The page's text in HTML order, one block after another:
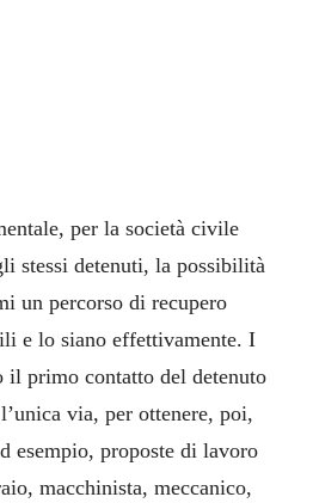
per la società civile
stessi detenuti, la possibilità
un percorso di recupero
e lo siano effettivamente. I
il primo contatto del detenuto
via, per ottenere, poi,
esempio, proposte di lavoro
macchinista, meccanico,